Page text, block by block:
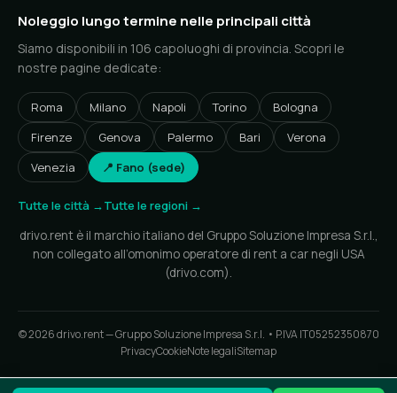
Noleggio lungo termine nelle principali città
Siamo disponibili in 106 capoluoghi di provincia. Scopri le
nostre pagine dedicate:
Roma Milano Napoli Torino
Bologna
Firenze
Genova Palermo Bari
Verona
Venezia
📍 Fano (sede)
Tutte le città →Tutte le regioni →
drivo.rent è il marchio italiano del Gruppo Soluzione Impresa S.r.l.,
non collegato all’omonimo operatore di rent a car negli USA
(drivo.com).
© 2026 drivo.rent — Gruppo Soluzione Impresa S.r.l. • P.IVA IT05252350870
PrivacyCookieNote legaliSitemap